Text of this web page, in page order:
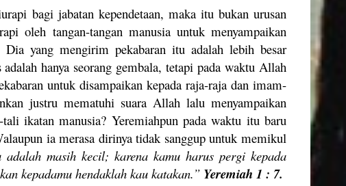
bagi jabatan kependetaan, maka itu bukan urusan
oleh tangan-tangan manusia untuk menyampaikan
yang mengirim pekabaran itu adalah lebih besar
hanya seorang gembala, tetapi pada waktu Allah
untuk disampaikan kepada raja-raja dan imam-
justru mematuhi suara Allah lalu menyampaikan
ikatan manusia? Yeremiahpun pada waktu itu baru
ia merasa dirinya tidak sanggup untuk memikul
adalah masih kecil; karena kamu harus pergi kepada
kepadamu hendaklah kau katakan.” Yeremiah 1 : 7.